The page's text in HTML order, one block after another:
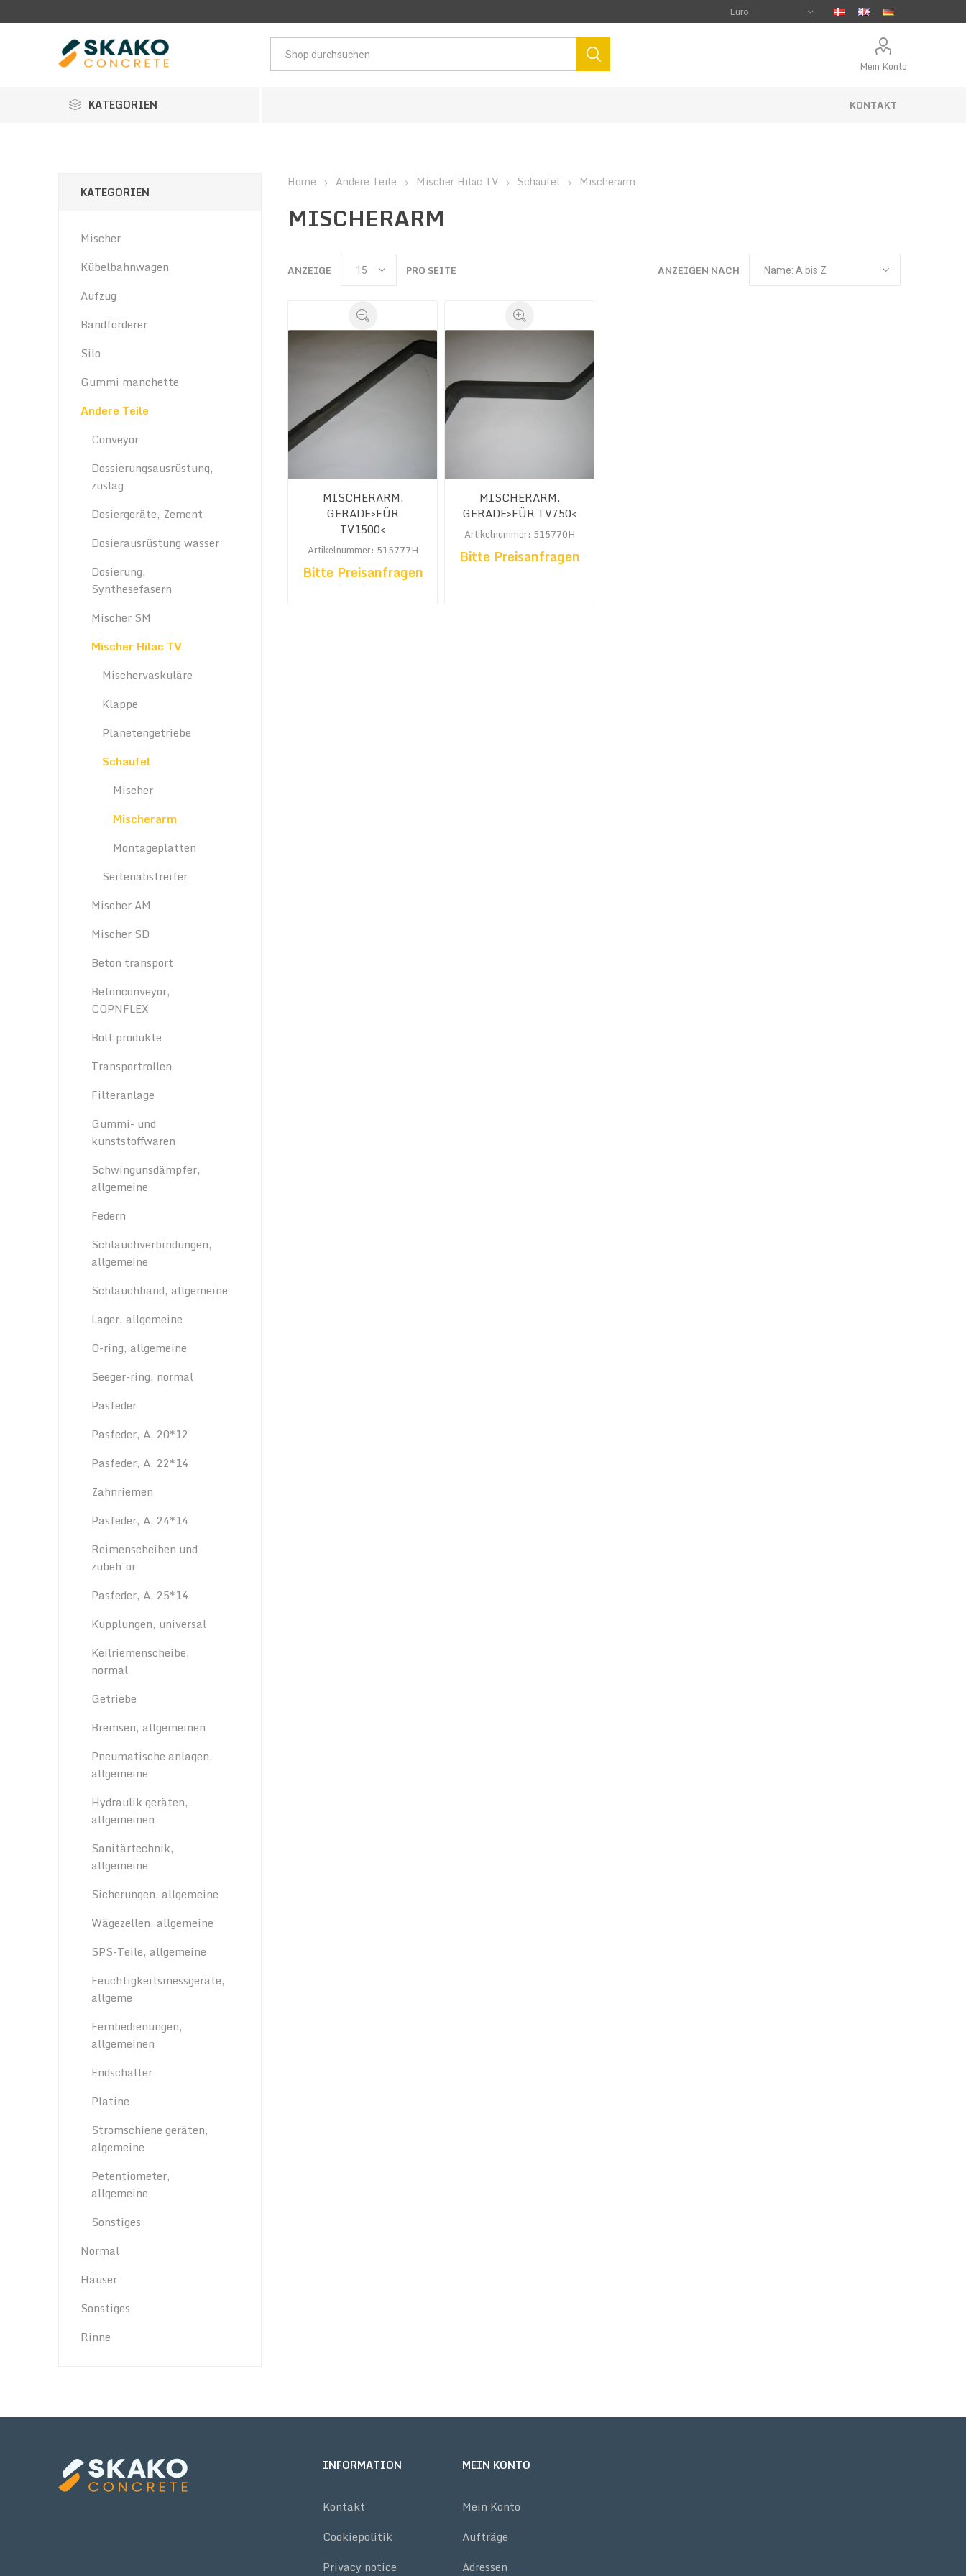
Mein Konto
KATEGORIEN KONTAKT
Home Andere Teile Mischer Hilac TV Schaufel Mischerarm
MISCHERARM
ANZEIGEN NACH
ANZEIGE PRO SEITE
MISCHERARM.
GERADE>FÜR
TV1500<
Artikelnummer: 515777H
Bitte Preisanfragen
MISCHERARM.
GERADE>FÜR TV750<
Artikelnummer: 515770H
Bitte Preisanfragen
KATEGORIEN
Mischer
Kübelbahnwagen
Aufzug
Bandförderer
Silo
Gummi manchette
Andere Teile
Conveyor
Dossierungsausrüstung,
zuslag
Dosiergeräte, Zement
Dosierausrüstung wasser
Dosierung,
Synthesefasern
Mischer SM
Mischer Hilac TV
Mischervaskuläre
Klappe
Planetengetriebe
Schaufel
Mischer
Mischerarm
Montageplatten
Seitenabstreifer
Mischer AM
Mischer SD
Beton transport
Betonconveyor,
COPNFLEX
Bolt produkte
Transportrollen
Filteranlage
Gummi- und
kunststoffwaren
Schwingunsdämpfer,
allgemeine
Federn
Schlauchverbindungen,
allgemeine
Schlauchband, allgemeine
Lager, allgemeine
O-ring, allgemeine
Seeger-ring, normal
Pasfeder
Pasfeder, A, 20*12
Pasfeder, A, 22*14
Zahnriemen
Pasfeder, A, 24*14
Reimenscheiben und
zubeh¨or
Pasfeder, A, 25*14
Kupplungen, universal
Keilriemenscheibe,
normal
Getriebe
Bremsen, allgemeinen
Pneumatische anlagen,
allgemeine
Hydraulik geräten,
allgemeinen
Sanitärtechnik,
allgemeine
Sicherungen, allgemeine
Wägezellen, allgemeine
SPS-Teile, allgemeine
Feuchtigkeitsmessgeräte,
allgeme
Fernbedienungen,
allgemeinen
Endschalter
Platine
Stromschiene geräten,
algemeine
Petentiometer,
allgemeine
Sonstiges
Normal
Häuser
Sonstiges
Rinne
INFORMATION
Kontakt
Cookiepolitik
Privacy notice
MEIN KONTO
Mein Konto
Aufträge
Adressen